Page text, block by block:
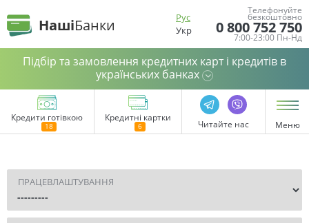
НашіБанки
Рус
Укр
Телефонуйте
безкоштовно
0 800 752 750
7:00-23:00 Пн-Нд
Підбір та замовлення кредитних карт і кредитів в
українських банках
Кредити готівкою Кредитні картки
Читайте нас Меню
ПРАЦЕВЛАШТУВАННЯ